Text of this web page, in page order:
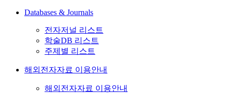
Databases & Journals
전자저널 리스트
학술DB 리스트
주제별 리스트
해외전자자료 이용안내
해외전자자료 이용안내